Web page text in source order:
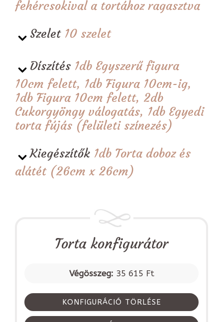
fehércsokival a tortához ragasztva
Szelet 10 szelet
Díszítés 1db Egyszerű figura
10cm felett, 1db Figura 10cm-ig,
1db Figura 10cm felett, 2db
Cukorgyöngy válogatás, 1db Egyedi
torta fújás (felületi színezés)
Kiegészítők 1db Torta doboz és
alátét (26cm x 26cm)
Torta konfigurátor
Végösszeg: 35 615 Ft
KONFIGURÁCIÓ TÖRLÉSE